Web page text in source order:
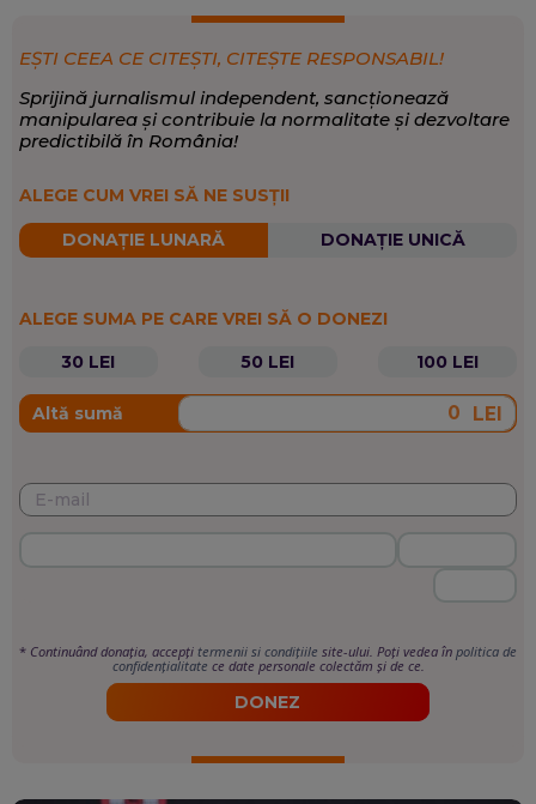
EȘTI CEEA CE CITEȘTI, CITEȘTE RESPONSABIL!
Sprijină jurnalismul independent, sancționează
manipularea și contribuie la normalitate și dezvoltare
predictibilă în România!
ALEGE CUM VREI SĂ NE SUSȚII
DONAȚIE LUNARĂ DONAȚIE UNICĂ
ALEGE SUMA PE CARE VREI SĂ O DONEZI
30 LEI
50 LEI 100 LEI
Altă sumă LEI
* Continuând donația, accepți termenii si condițiile site-ului. Poți vedea în politica de
confidențialitate ce date personale colectăm și de ce.
DONEZ